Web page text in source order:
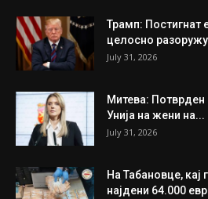
Трамп: Постигнат
целосно
July 31, 2026
Митева: Потврден
Унија на жени на...
July 31, 2026
На Табановце, кај
најдени 64.000